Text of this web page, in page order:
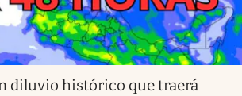
diluvio histórico que traerá